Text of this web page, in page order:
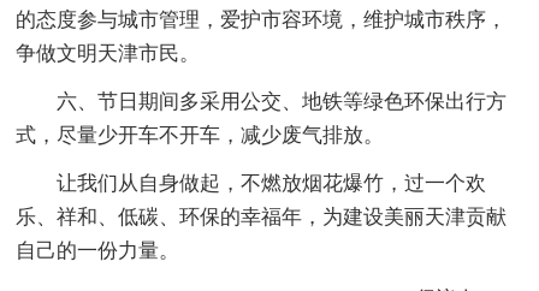
的态度参与城市管理，爱护市容环境，维护城市秩序，
争做文明天津市民。
六、节日期间多采用公交、地铁等绿色环保出行方
式，尽量少开车不开车，减少废气排放。
让我们从自身做起，不燃放烟花爆竹，过一个欢
乐、祥和、低碳、环保的幸福年，为建设美丽天津贡献
自己的一份力量。